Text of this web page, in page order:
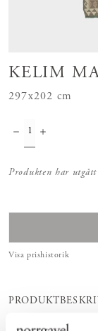
KELIM
297x202 cm
Produkten har utgått
Visa prishistorik
Mönstrad